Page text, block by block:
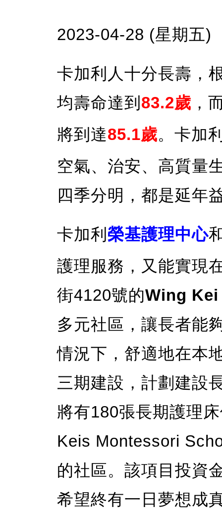
2023-04-28 (星期五)
卡加利人十分長壽，
均壽命達到 83.2歲 ，
將到達85.1歲。卡加
空氣、治安、高質量
四季分明，都是延年
卡加利 榮基護理中心
護理服務，又能實現
街4120號的Wing
多元社區，讓長者能
情況下，舒適地在本
三期建設，計劃建設
將有180張長期護理
Keis Montessori
的社區。該項目投資
希望終有一日夢想成